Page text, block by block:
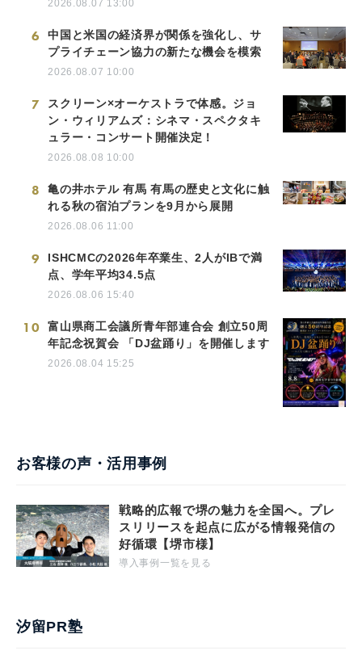
2026.08.07 13:00
6
中国と米国の経済界が関係を強化し、サ
プライチェーン協力の新たな機会を模索
2026.08.07 10:00
7
スクリーン×オーケストラで体感。ジョ
ン・ウィリアムズ：シネマ・スペクタキ
ュラー・コンサート開催決定！
2026.08.08 10:00
8
亀の井ホテル 有馬 有馬の歴史と文化に触
れる秋の宿泊プランを9月から展開
2026.08.06 11:00
9
ISHCMCの2026年卒業生、2人がIBで満
点、学年平均34.5点
2026.08.06 15:40
10
富山県商工会議所青年部連合会 創立50周
年記念祝賀会 「DJ盆踊り」を開催します
2026.08.04 15:25
お客様の声・活用事例
戦略的広報で堺の魅力を全国へ。プレ
スリリースを起点に広がる情報発信の
好循環【堺市様】
導入事例一覧を見る
汐留PR塾